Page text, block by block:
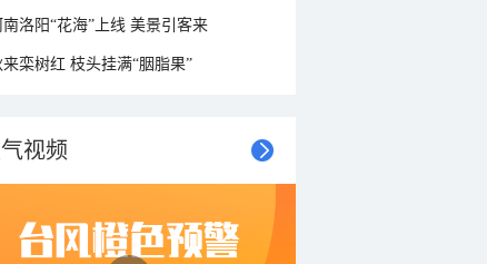
南洛阳“花海”上线 美景引客来
来栾树红 枝头挂满“胭脂果”
视频